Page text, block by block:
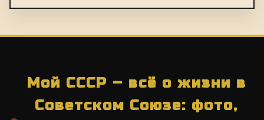
Мой СССР – всё о жизни в
Советском Союзе: фото,